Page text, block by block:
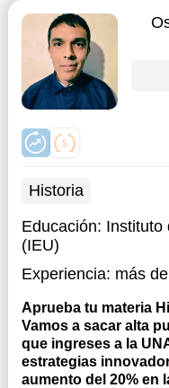
Historia
Educación: Instituto
(IEU)
Experiencia: más
Aprueba tu materia
Vamos a sacar alta
que ingreses a la
estrategias
aumento del 20% en